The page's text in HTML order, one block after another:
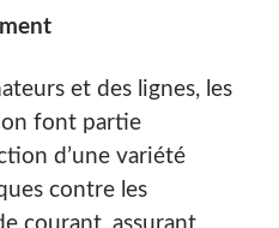
et des lignes, les
font partie
d’une variété
contre les
courant, assurant